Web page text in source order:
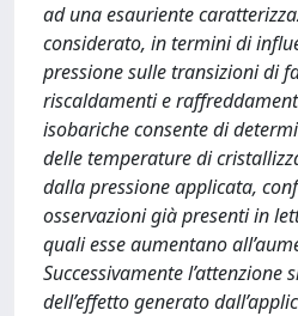
ad una esauriente
considerato, in termini di
pressione sulle transizioni di
riscaldamenti e
isobariche consente di
delle temperature di
dalla pressione applicata,
osservazioni già presenti in
quali esse aumentano
Successivamente l’attenzione
dell’effetto generato